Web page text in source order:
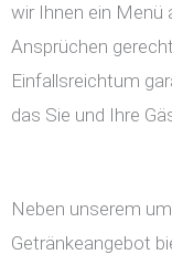
wir Ihnen ein Menü
Ansprüchen
Einfallsreichtum
das Sie und Ihre
Neben unserem
Getränkeangebot